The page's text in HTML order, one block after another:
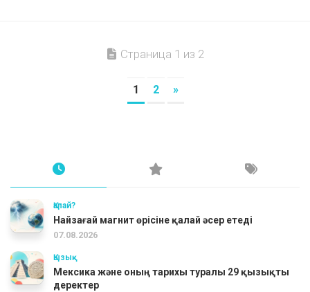
Страница 1 из 2
1 2 »
Қалай?
Найзағай магнит өрісіне қалай әсер етеді
07.08.2026
Қызық
Мексика және оның тарихы туралы 29 қызықты
деректер